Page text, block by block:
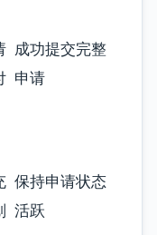
成功提交完整
申请
保持申请状态
活跃